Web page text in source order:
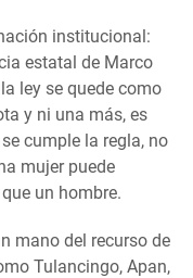
institucional:
estatal de Marco
ley se quede como
y ni una más, es
cumple la regla, no
mujer puede
un hombre.
mano del recurso de
Tulancingo, Apan,